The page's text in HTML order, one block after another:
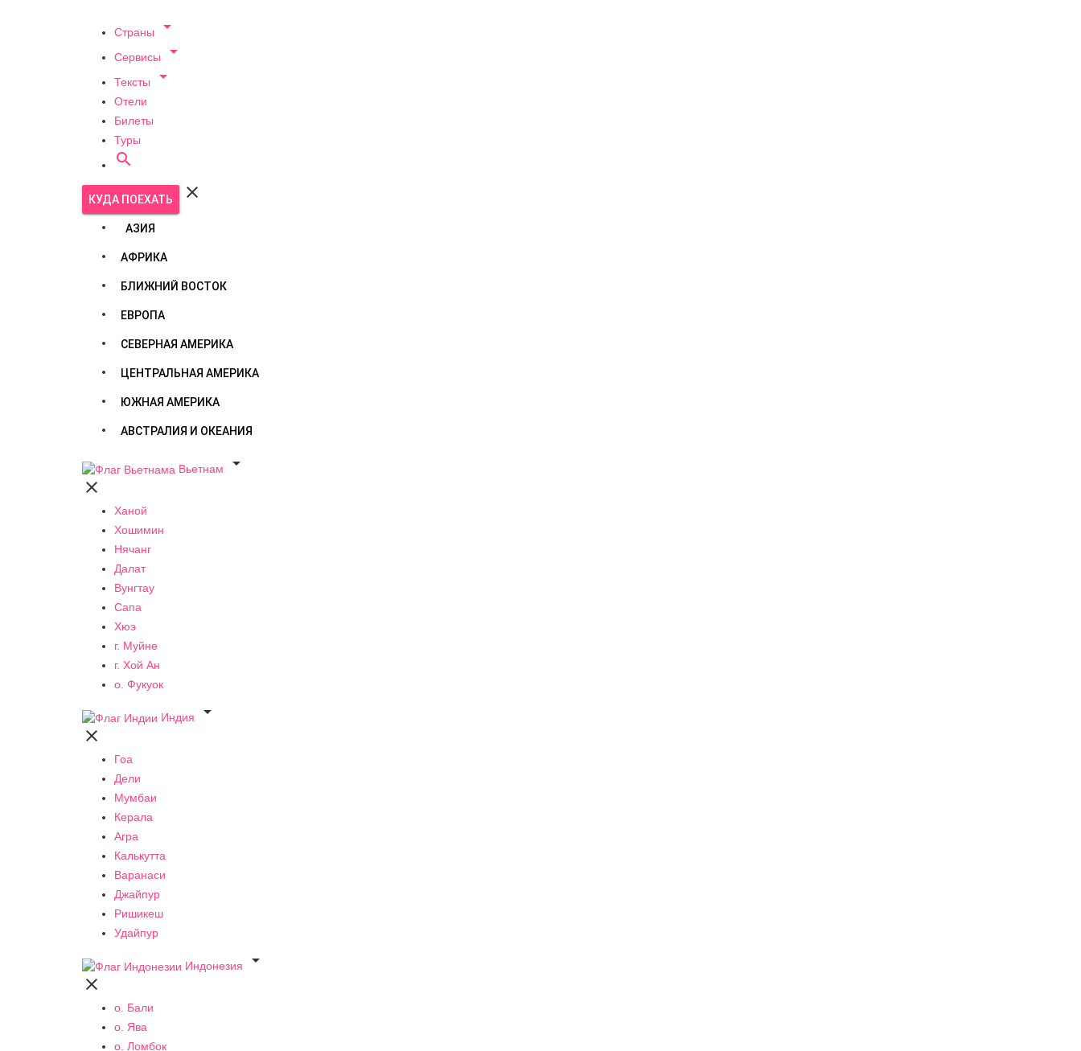
Страны 
Сервисы 
Тексты 
Отели
Билеты
Туры

КУДА ПОЕХАТЬ 
АЗИЯ
АФРИКА
БЛИЖНИЙ ВОСТОК
ЕВРОПА
СЕВЕРНАЯ АМЕРИКА
ЦЕНТРАЛЬНАЯ АМЕРИКА
ЮЖНАЯ АМЕРИКА
АВСТРАЛИЯ И ОКЕАНИЯ
Вьетнам


Ханой
Хошимин
Нячанг
Далат
Вунгтау
Сапа
Хюэ
г. Муйне
г. Хой Ан
о. Фукуок
Индия


Гоа
Дели
Мумбаи
Керала
Агра
Калькутта
Варанаси
Джайпур
Ришикеш
Удайпур
Индонезия


о. Бали
о. Ява
о. Ломбок